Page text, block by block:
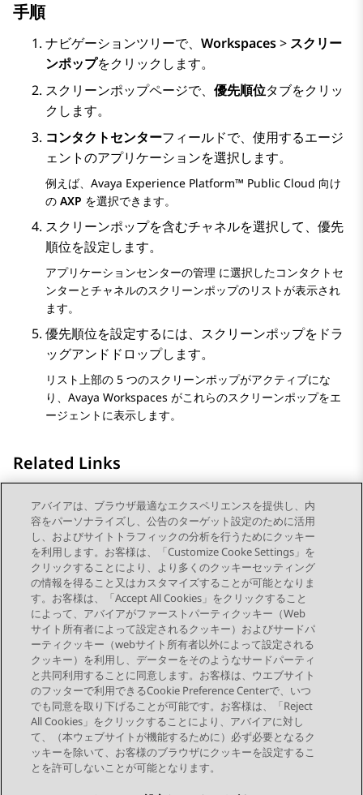
手順
ナビゲーションツリーで、 Workspaces> スクリー
ンポップをクリックします。
スクリーンポップページで、 優先順位タブをクリッ
クします。
コンタクトセンターフィールドで、使用するエージ
ェントのアプリケーションを選択します。
例えば、 Avaya Experience Platform™ Public Cloud 向け
の AXP を選択できます。
スクリーンポップを含むチャネルを選択して、優先
順位を設定します。
アプリケーションセンターの管理 に選択したコンタクトセ
ンターとチャネルのスクリーンポップのリストが表示され
ます。
優先順位を設定するには、スクリーンポップをドラ
ッグアンドドロップします。
リスト上部の 5 つのスクリーンポップがアクティブにな
り、 Avaya Workspaces がこれらのスクリーンポップをエ
ージェントに表示します。
Related Links
スクリーンポップを追加する
Administering Avaya Workspaces screenpop
Send Feedback
トピックナビゲーション
前のトピック 次のトピック
つながりを保つ
アバイアは、ブラウザ最適なエクスペリエンスを提供し、内
容をパーソナライズし、公告のターゲット設定のために活用
し、およびサイトトラフィックの分析を行うためにクッキー
を利用します。お客様は、「Customize Cooke Settings」を
クリックすることにより、より多くのクッキーセッティング
の情報を得ること又はカスタマイズすることが可能となりま
す。お客様は、「Accept All Cookies」をクリックすること
によって、アバイアがファーストパーティクッキー（Web
サイト所有者によって設定されるクッキー）およびサードパ
ーティクッキー（webサイト所有者以外によって設定される
クッキー）を利用し、データーをそのようなサードパーティ
と共同利用することに同意します。お客様は、ウエブサイト
のフッターで利用できるCookie Preference Centerで、いつ
でも同意を取り下げることが可能です。お客様は、「Reject
All Cookies」をクリックすることにより、アバイアに対し
て、（本ウェブサイトが機能するために）必ず必要となるク
ッキーを除いて、お客様のブラウザにクッキーを設定するこ
とを許可しないことが可能となります。